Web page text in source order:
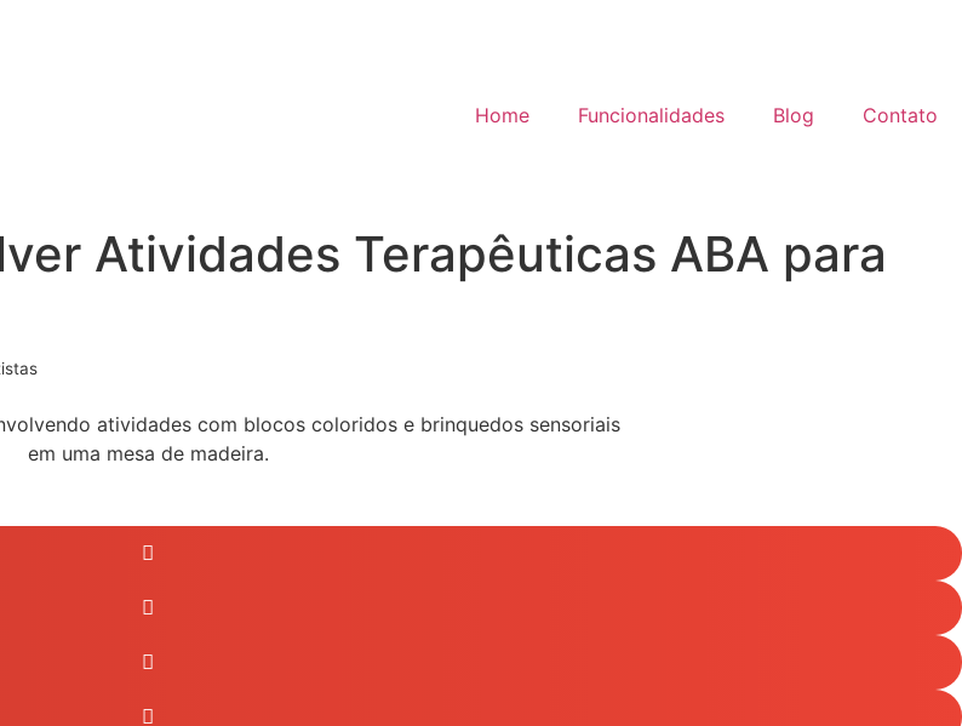
Home Funcionalidades Blog Contato
Atividades Terapêuticas ABA para